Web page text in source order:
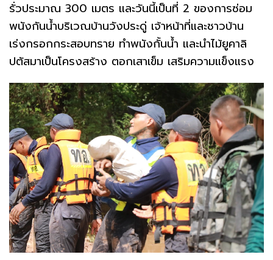
รั่วประมาณ 300 เมตร และวันนี้เป็นที่ 2 ของการซ่อม
พนังกันน้ำบริเวณบ้านวังประดู่ เจ้าหน้าที่และชาวบ้าน
เร่งกรอกกระสอบทราย ทำพนังกั้นน้ำ และนำไม้ยูคาลิ
ปตัสมาเป็นโครงสร้าง ตอกเสาเข็ม เสริมความแข็งแรง